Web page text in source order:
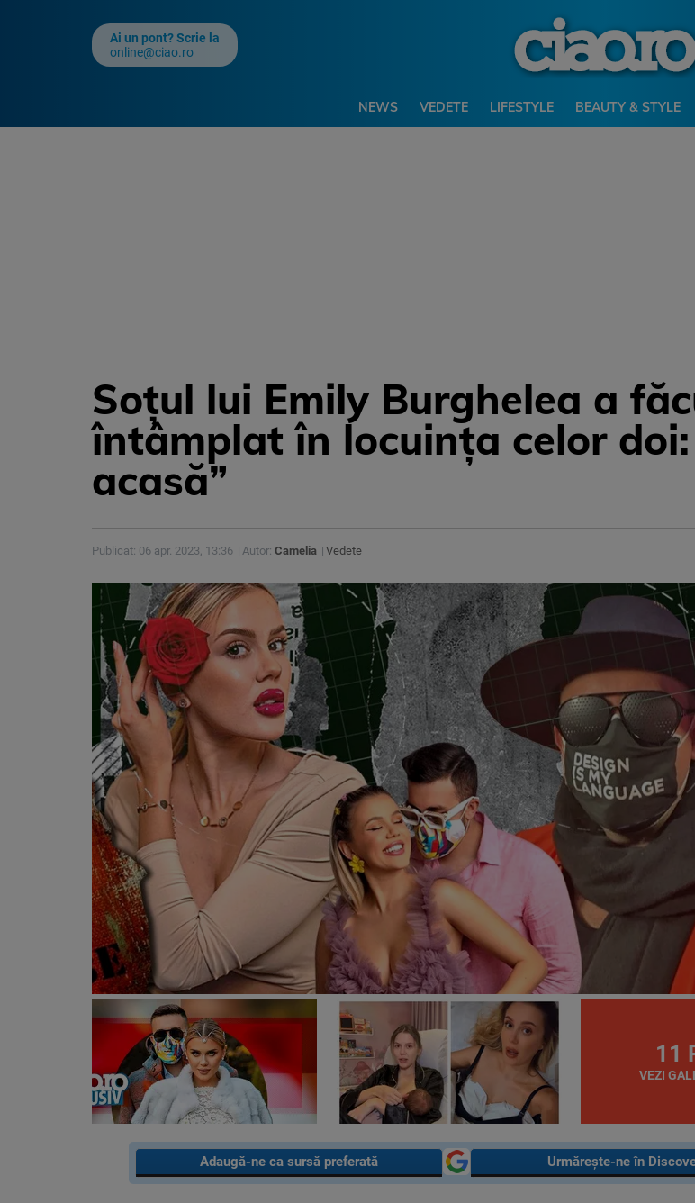
Ai un pont? Scrie la
online@ciao.ro
NEWS VEDETE LIFESTYLE BEAUTY & STYLE
Soțul lui Emily Burghelea a
întâmplat în locuința celor
acasă”
Publicat: 06 apr. 2023, 13:36 Autor: Camelia Vedete
11
VEZI
Adaugă-ne ca sursă preferată Urmărește-ne în